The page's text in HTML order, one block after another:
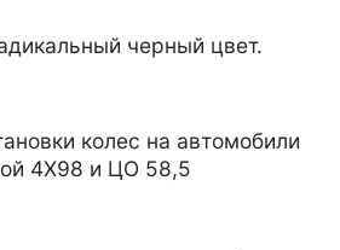
черный цвет.
колес на автомобили
4Х98 и ЦО 58,5